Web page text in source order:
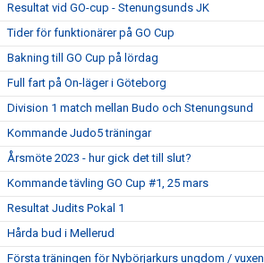
Resultat vid GO-cup - Stenungsunds JK
Tider för funktionärer på GO Cup
Bakning till GO Cup på lördag
Full fart på On-läger i Göteborg
Division 1 match mellan Budo och Stenungsund
Kommande Judo5 träningar
Årsmöte 2023 - hur gick det till slut?
Kommande tävling GO Cup #1, 25 mars
Resultat Judits Pokal 1
Hårda bud i Mellerud
Första träningen för Nybörjarkurs ungdom / vuxen